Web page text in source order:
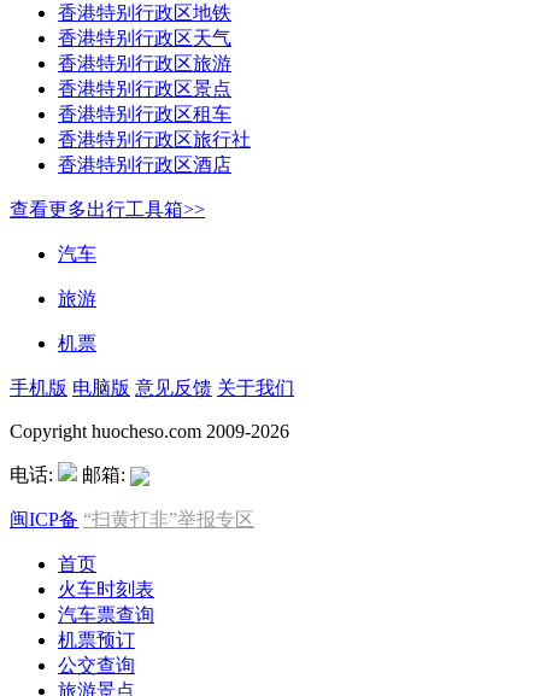
香港特别行政区地铁
香港特别行政区天气
香港特别行政区旅游
香港特别行政区景点
香港特别行政区租车
香港特别行政区旅行社
香港特别行政区酒店
查看更多出行工具箱>>
汽车
旅游
机票
手机版 电脑版 意见反馈 关于我们
Copyright huocheso.com 2009-2026
电话: 邮箱:
闽ICP备 “扫黄打非”举报专区
首页
火车时刻表
汽车票查询
机票预订
公交查询
旅游景点